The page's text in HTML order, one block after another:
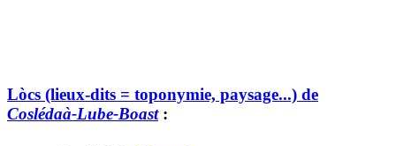
Lòcs (lieux-dits = toponymie, paysage...) de
Coslédaà-Lube-Boast: